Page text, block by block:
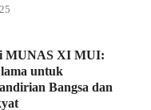
MUNAS XI MUI:
untuk
Bangsa dan